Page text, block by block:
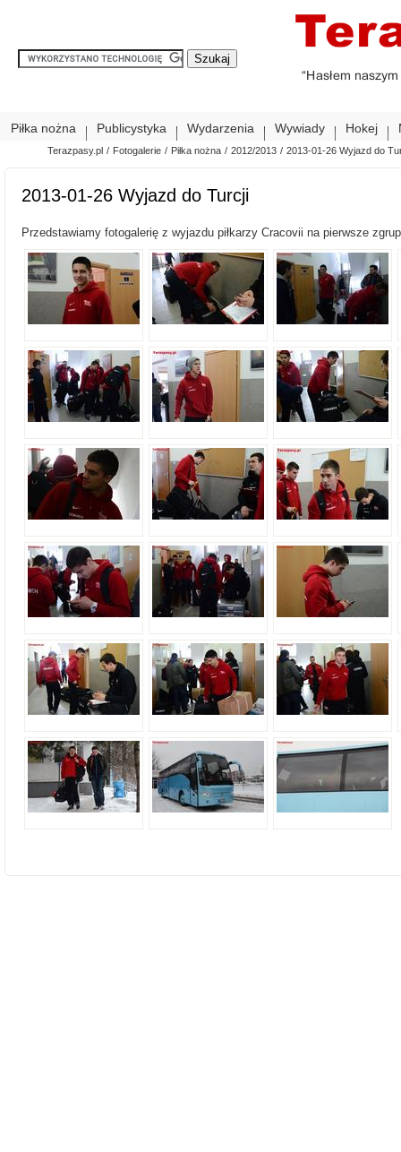
Piłka nożna Publicystyka Wydarzenia Wywiady Hokej
Terazpasy.pl / Fotogalerie / Piłka nożna / 2012/2013 / 2013-01-26 Wyjazd do
2013-01-26 Wyjazd do Turcji
Przedstawiamy fotogalerię z wyjazdu piłkarzy Cracovii na pierwsze